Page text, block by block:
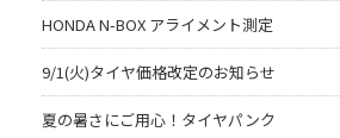
HONDA N-BOX アライメント測定
9/1(火)タイヤ価格改定のお知らせ
夏の暑さにご用心！タイヤパンク